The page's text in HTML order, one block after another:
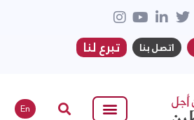
اتصل بنا تبرع لنا
En